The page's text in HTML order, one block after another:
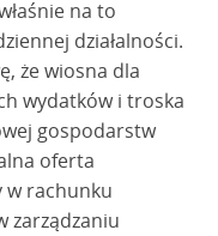
na to
działalności.
że wiosna dla
wydatków i troska
gospodarstw
oferta
rachunku
zarządzaniu